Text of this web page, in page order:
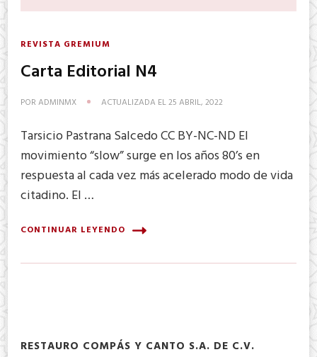
REVISTA GREMIUM
Carta Editorial N4
POR ADMINMX ACTUALIZADA EL25 ABRIL, 2022
Tarsicio Pastrana Salcedo CC BY-NC-ND El
movimiento “slow” surge en los años 80’s en
respuesta al cada vez más acelerado modo de vida
citadino. El …
CONTINUAR LEYENDO
RESTAURO COMPÁS Y CANTO S.A. DE C.V.